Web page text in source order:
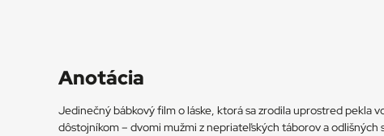
Anotácia
Jedinečný bábkový film o láske, ktorá sa zrodila uprostred pekla
dôstojníkom – dvomi mužmi z nepriateľských táborov a